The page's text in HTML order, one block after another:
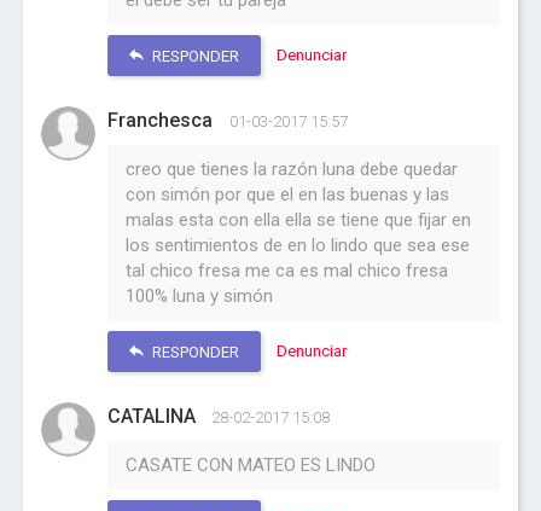
RESPONDER Denunciar
Franchesca 01-03-2017 15:57
creo que tienes la razón luna debe quedar
con simón por que el en las buenas y las
malas esta con ella ella se tiene que fijar en
los sentimientos de en lo lindo que sea ese
tal chico fresa me ca es mal chico fresa
100% luna y simón
RESPONDER Denunciar
CATALINA 28-02-2017 15:08
CASATE CON MATEO ES LINDO